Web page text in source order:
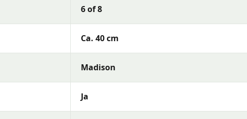
tuinkussens met uitstekende kleurechtheid en
6 of 8
Ca. 40 cm
Madison
Ja